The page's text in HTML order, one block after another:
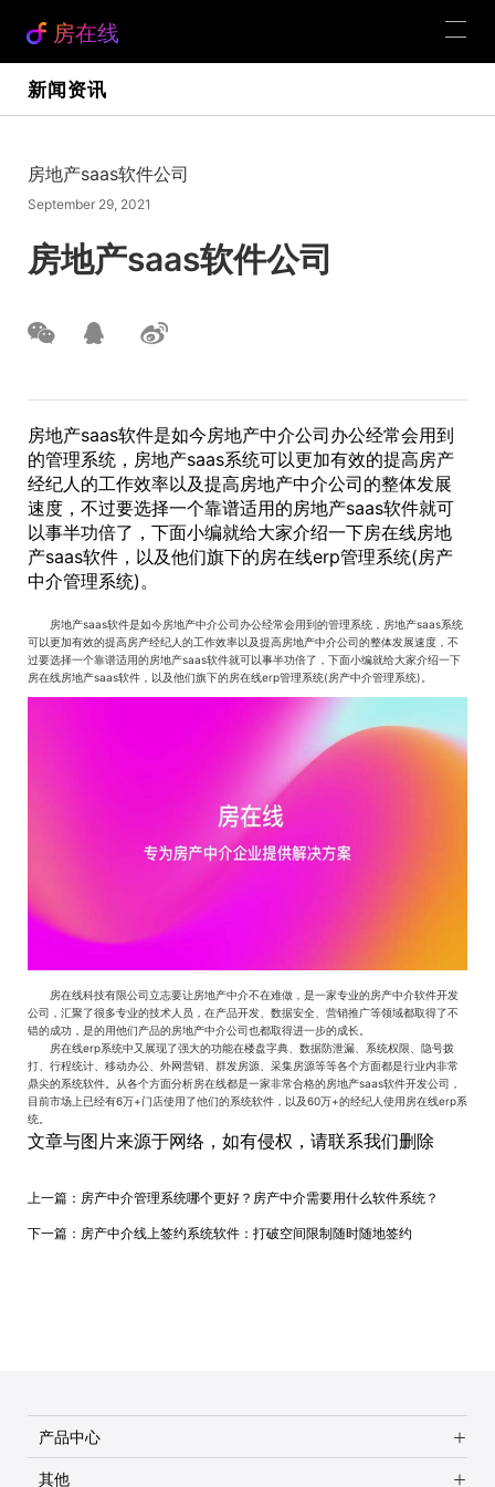
房在线
新闻资讯
房地产saas软件公司
September 29, 2021
房地产saas软件公司
房地产saas软件是如今房地产中介公司办公经常会用到
的管理系统，房地产saas系统可以更加有效的提高房产
经纪人的工作效率以及提高房地产中介公司的整体发展
速度，不过要选择一个靠谱适用的房地产saas软件就可
以事半功倍了，下面小编就给大家介绍一下房在线房地
产saas软件，以及他们旗下的房在线erp管理系统(房产
中介管理系统)。
房地产saas软件是如今房地产中介公司办公经常会用到的管理系统，房地产saas系统
可以更加有效的提高房产经纪人的工作效率以及提高房地产中介公司的整体发展速度，不
过要选择一个靠谱适用的房地产saas软件就可以事半功倍了，下面小编就给大家介绍一下
房在线房地产saas软件，以及他们旗下的房在线erp管理系统(房产中介管理系统)。
房在线科技有限公司立志要让房地产中介不在难做，是一家专业的房产中介软件开发
公司，汇聚了很多专业的技术人员，在产品开发、数据安全、营销推广等领域都取得了不
错的成功，是的用他们产品的房地产中介公司也都取得进一步的成长。
房在线erp系统中又展现了强大的功能在楼盘字典、数据防泄漏、系统权限、隐号拨
打、行程统计、移动办公、外网营销、群发房源、采集房源等等各个方面都是行业内非常
鼎尖的系统软件。从各个方面分析房在线都是一家非常合格的房地产saas软件开发公司，
目前市场上已经有6万+门店使用了他们的系统软件，以及60万+的经纪人使用房在线erp系
统。
文章与图片来源于网络，如有侵权，请联系我们删除
上一篇： 房产中介管理系统哪个更好？房产中介需要用什么软件系统？
下一篇： 房产中介线上签约系统软件：打破空间限制随时随地签约
产品中心
其他